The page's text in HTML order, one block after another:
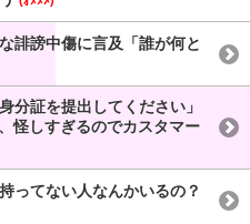
誹謗中傷に言及「誰が何と
分証を提出してください」
怪しすぎるのでカスタマー
ってない人なんかいるの？